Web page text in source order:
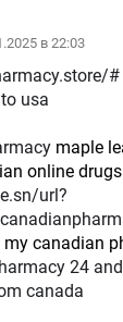
в 22:03
#
usa
maple
online drugs
url?
my canadian
24 and
canada